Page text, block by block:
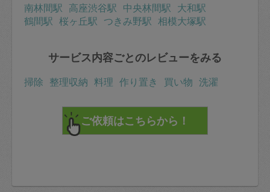
南林間駅 高座渋谷駅 中央林間駅 大和駅
鶴間駅 桜ヶ丘駅 つきみ野駅 相模大塚駅
サービス内容ごとのレビューをみる
掃除 整理収納 料理 作り置き 買い物 洗濯